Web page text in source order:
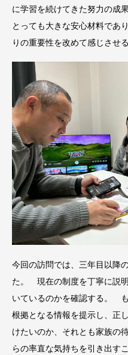
に学習を続けてきた努力の成
とっても大きな安心材料であ
りの重要性を改めて感じさせる
今回の訪問では、三年目以降
た。 現在の制度を丁寧に説
いているのかを確認する。
根拠となる情報を提示し、正
けたいのか、それとも家族の
らの率直な気持ちを引き出す